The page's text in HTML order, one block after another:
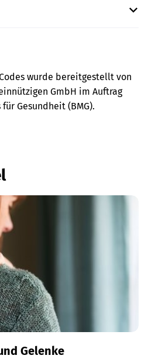
wurde bereitgestellt von
GmbH im Auftrag
Gesundheit (BMG).
Gelenke